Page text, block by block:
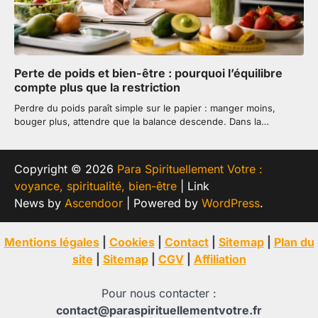
Perte de poids et bien-être : pourquoi l’équilibre
compte plus que la restriction
Perdre du poids paraît simple sur le papier : manger moins,
bouger plus, attendre que la balance descende. Dans la…
Copyright © 2026 Para Spirituellement Votre :
voyance, spiritualité, bien-être | Link
News by Ascendoor | Powered by WordPress.
Mentions légales| Cookies| Contact| Sitemap| Plan du
site
Sitemap| CGV| Affiliation
Pour nous contacter :
contact@paraspirituellementvotre.fr